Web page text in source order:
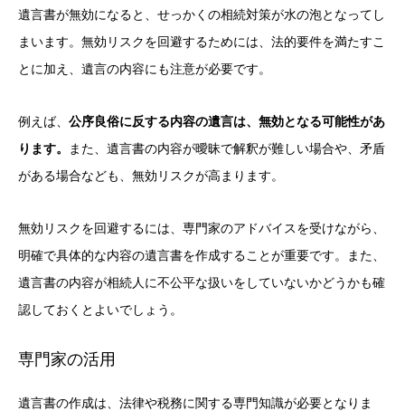
遺言書が無効になると、せっかくの相続対策が水の泡となってし
まいます。無効リスクを回避するためには、法的要件を満たすこ
とに加え、遺言の内容にも注意が必要です。
例えば、 公序良俗に反する内容の遺言は、無効となる可能性があ
ります。
また、遺言書の内容が曖昧で解釈が難しい場合や、矛盾
がある場合なども、無効リスクが高まります。
無効リスクを回避するには、専門家のアドバイスを受けながら、
明確で具体的な内容の遺言書を作成することが重要です。また、
遺言書の内容が相続人に不公平な扱いをしていないかどうかも確
認しておくとよいでしょう。
専門家の活用
遺言書の作成は、法律や税務に関する専門知識が必要となりま